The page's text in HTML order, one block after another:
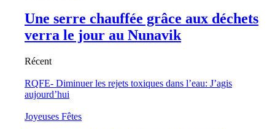
Une serre chauffée grâce aux déchets
verra le jour au Nunavik
Récent
RQFE- Diminuer les rejets toxiques dans l’eau: J’agis
aujourd’hui
Joyeuses Fêtes